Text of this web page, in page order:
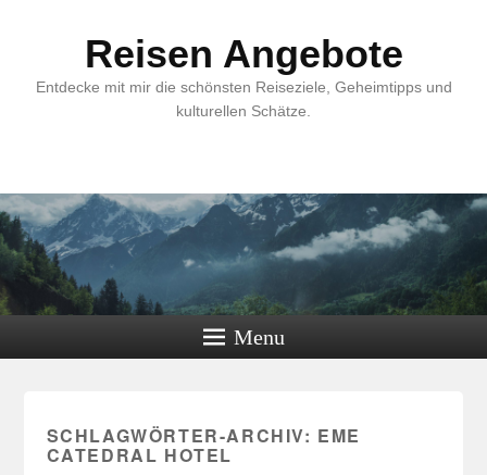
Reisen Angebote
Entdecke mit mir die schönsten Reiseziele, Geheimtipps und
kulturellen Schätze.
Menu
SCHLAGWÖRTER-ARCHIV: EME
CATEDRAL HOTEL